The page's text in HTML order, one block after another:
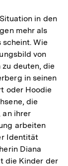
in den
mehr als
Wie
von
deuten, die
in seinen
oder Hoodie
die
an ihrer
arbeiten
Identität
Diana
die Kinder der